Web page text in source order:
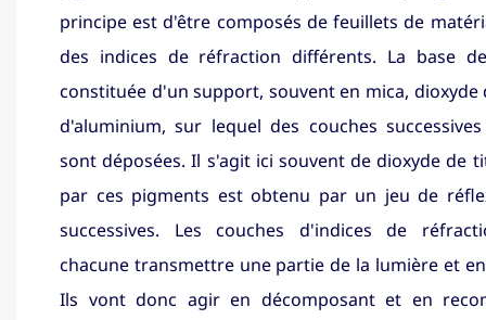
principe est d'être composés de feuillets de
des indices de réfraction différents. La base
constituée d'un support, souvent en mica, dioxyde
d'aluminium, sur lequel des couches
sont déposées. Il s'agit ici souvent de dioxyde de
par ces pigments est obtenu par un jeu de
successives. Les couches d'indices de
chacune transmettre une partie de la lumière et
Ils vont donc agir en décomposant et en